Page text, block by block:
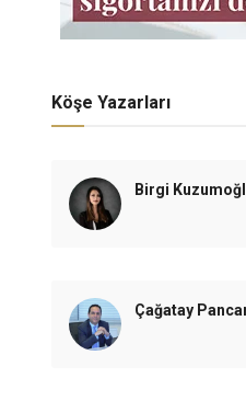
Köşe Yazarları
Birgi
Çağatay